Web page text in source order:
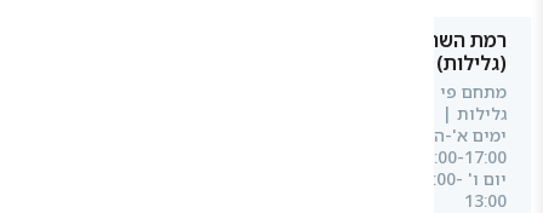
רמת השרון
(גלילות)
מתחם פי
גלילות |
ימים א'-ה'
08:00-17:00
יום ו' 08:00-
13:00